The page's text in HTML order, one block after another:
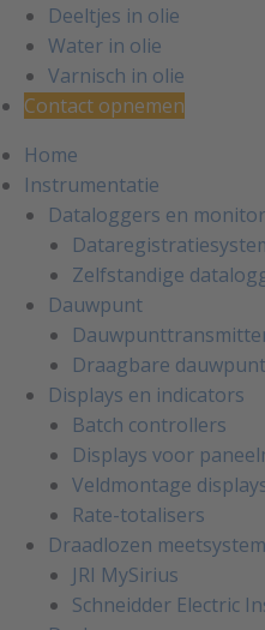
Deeltjes in olie
Water in olie
Varnisch in olie
Contact opnemen
Home
Instrumentatie
Dataloggers en
Zelfstandige
Dauwpunt
Draagbare
Displays en indicators
Batch controllers
Displays voor
Veldmontage
Rate-totalisers
Draadlozen
JRI MySirius
Schneidder Electric